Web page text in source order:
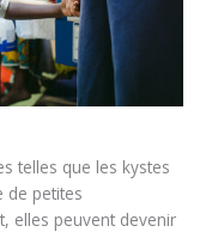
telles que les kystes
de petites
elles peuvent devenir